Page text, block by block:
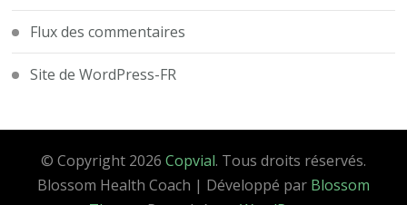
Flux des commentaires
Site de WordPress-FR
© Copyright 2026 Copvial. Tous droits réservés.
Blossom Health Coach | Développé par Blossom